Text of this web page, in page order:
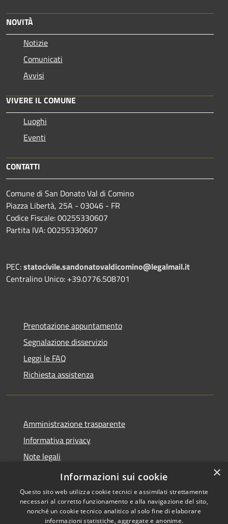
NOVITÀ
Notizie
Comunicati
Avvisi
VIVERE IL COMUNE
Luoghi
Eventi
CONTATTI
Comune di San Donato Val di Comino
Piazza Libertà, 25A - 03046 - FR
Codice Fiscale: 00255330607
Partita IVA: 00255330607
PEC:statocivile.sandonatovaldicomino@legalmail.it
Centralino Unico: +39.0776.508701
Prenotazione appuntamento
Segnalazione disservizio
Leggi le FAQ
Richiesta assistenza
Amministrazione trasparente
Informativa privacy
Note legali
Dichiarazione di accessibilità
×
Informazioni sui cookie
Questo sito web utilizza cookie tecnici e assimilati strettamente
necessari al corretto funzionamento e alla navigazione del sito,
nonché un cookie tecnico analitico al solo fine di elaborare
informazioni statistiche, aggregate e anonime.